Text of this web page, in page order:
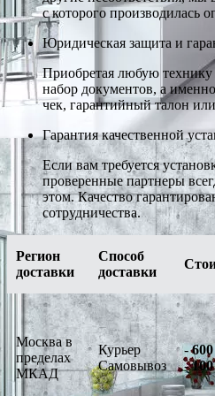
с которого производилась
Юридическая защита и
Приобретая любую
набор документов, а
чек, гарантийный талон
Гарантия качественной
Если вам требуется
проверенные партнеры
этом. Качество
сотрудничества.
Регион
доставки
Способ
доставки
Москва в
пределах
МКАД
Курьер
Самовывоз
-
-